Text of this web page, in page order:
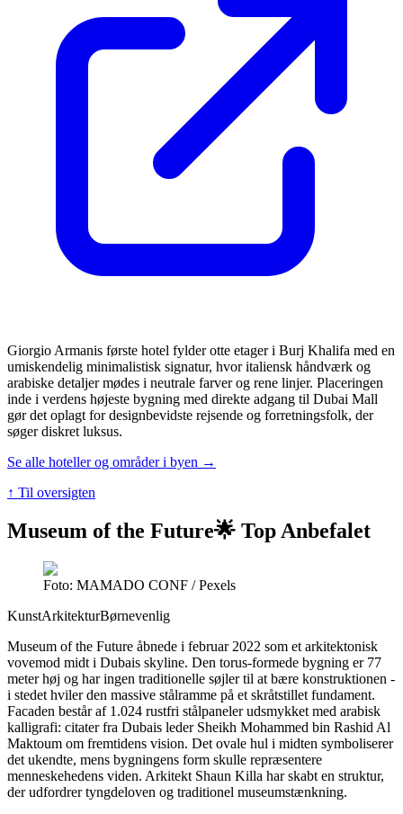
Giorgio Armanis første hotel fylder otte etager i Burj Khalifa med en
umiskendelig minimalistisk signatur, hvor italiensk håndværk og
arabiske detaljer mødes i neutrale farver og rene linjer. Placeringen
inde i verdens højeste bygning med direkte adgang til Dubai Mall
gør det oplagt for designbevidste rejsende og forretningsfolk, der
søger diskret luksus.
Se alle hoteller og områder i byen →
↑ Til oversigten
Museum of the Future🌟 Top Anbefalet
Foto: MAMADO CONF / Pexels
KunstArkitekturBørnevenlig
Museum of the Future åbnede i februar 2022 som et arkitektonisk
vovemod midt i Dubais skyline. Den torus-formede bygning er 77
meter høj og har ingen traditionelle søjler til at bære konstruktionen -
i stedet hviler den massive stålramme på et skråtstillet fundament.
Facaden består af 1.024 rustfri stålpaneler udsmykket med arabisk
kalligrafi: citater fra Dubais leder Sheikh Mohammed bin Rashid Al
Maktoum om fremtidens vision. Det ovale hul i midten symboliserer
det ukendte, mens bygningens form skulle repræsentere
menneskehedens viden. Arkitekt Shaun Killa har skabt en struktur,
der udfordrer tyngdeloven og traditionel museumstænkning.